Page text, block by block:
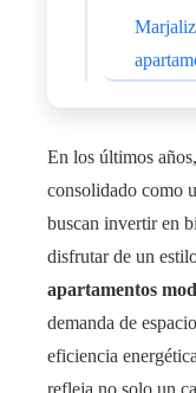
En los últimos
consolidado como
buscan invertir en
disfrutar de un
apartamentos
demanda de
eficiencia
refleja no solo un